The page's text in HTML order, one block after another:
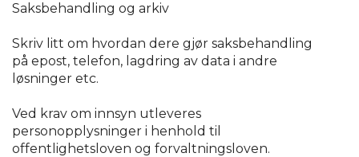
Saksbehandling og arkiv
Skriv litt om hvordan dere gjør saksbehandling
på epost, telefon, lagdring av data i andre
løsninger etc.
Ved krav om innsyn utleveres
personopplysninger i henhold til
offentlighetsloven og forvaltningsloven.